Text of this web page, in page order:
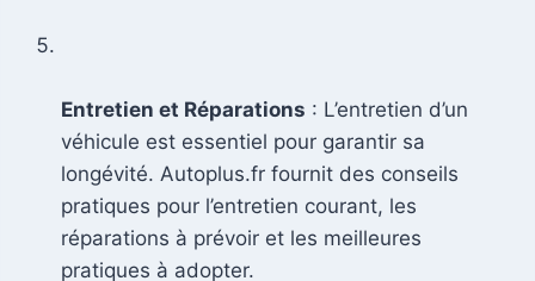
Entretien et Réparations : L’entretien d’un
véhicule est essentiel pour garantir sa
longévité. Autoplus.fr fournit des conseils
pratiques pour l’entretien courant, les
réparations à prévoir et les meilleures
pratiques à adopter.